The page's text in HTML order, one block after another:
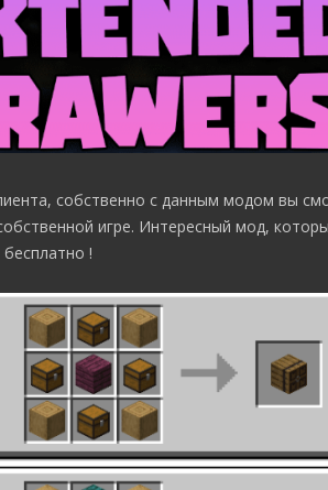
собственно с данным модом вы
игре. Интересный мод,
!